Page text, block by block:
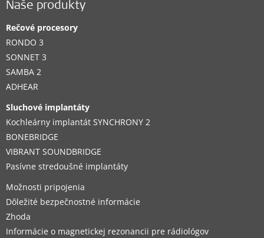
Naše produkty
Rečové procesory
RONDO 3
SONNET 3
SAMBA 2
ADHEAR
Sluchové implantáty
Kochleárny implantát SYNCHRONY 2
BONEBRIDGE
VIBRANT SOUNDBRIDGE
Pasívne stredoušné implantáty
Možnosti pripojenia
Dôležité bezpečnostné informácie
Zhoda
Informácie o magnetickej rezonancii pre rádiológov